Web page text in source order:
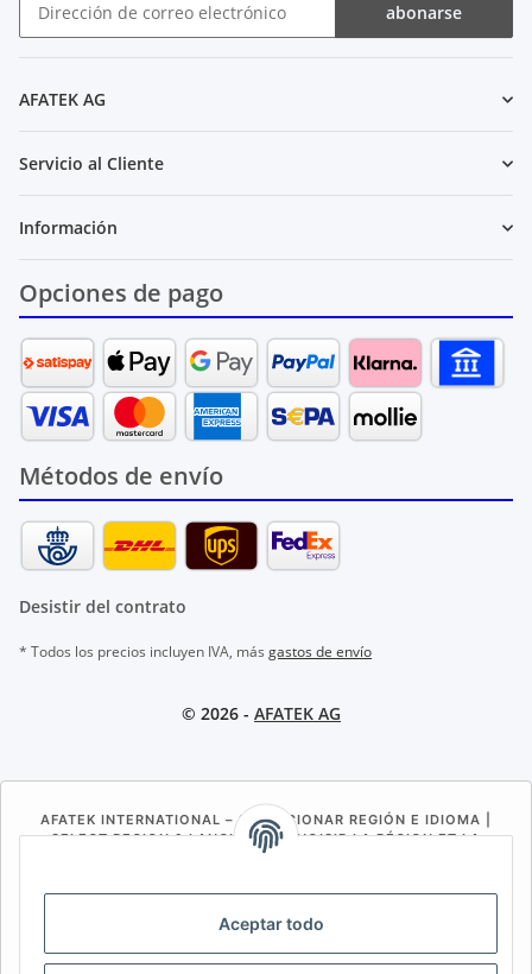
Aceptar todo
abonarse
AFATEK AG
Servicio al Cliente
Información
Opciones de pago
Métodos de envío
Desistir del contrato
* Todos los precios incluyen IVA, más gastos de envío
© 2026 - AFATEK AG
AFATEK INTERNATIONAL – SELECCIONAR REGIÓN E IDIOMA |
SELECT REGION & LANGUAGE | CHOISIR LA RÉGION ET LA
LANGUE